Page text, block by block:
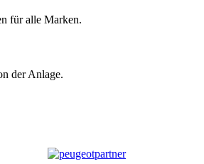
für alle Marken.
der Anlage.